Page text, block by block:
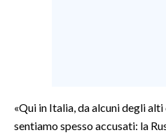
CULTURA
«Qui in Italia, da alcuni degli
sentiamo spesso accusati: la